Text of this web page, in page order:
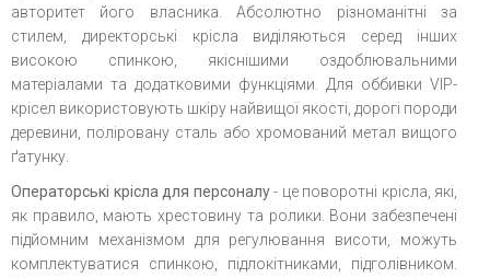
авторитет його власника. Абсолютно різноманітні за
стилем, директорські крісла виділяються серед інших
високою спинкою, якіснішими оздоблювальними
матеріалами та додатковими функціями. Для оббивки VIP-
крісел використовують шкіру найвищої якості, дорогі породи
деревини, поліровану сталь або хромований метал вищого
ґатунку.
Операторські крісла для персоналу- це поворотні крісла, які,
як правило, мають хрестовину та ролики. Вони забезпечені
підйомним механізмом для регулювання висоти, можуть
комплектуватися спинкою, підлокітниками, підголівником.